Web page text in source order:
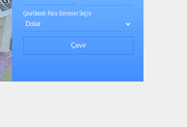
Çevrilecek Para Birimini Seçin
Çevir